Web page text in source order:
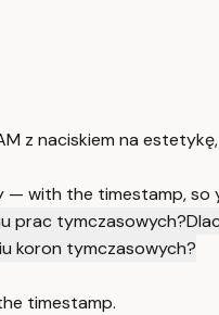
z naciskiem na
with the timestamp, so
prac tymczasowych?
koron tymczasowych?
timestamp.